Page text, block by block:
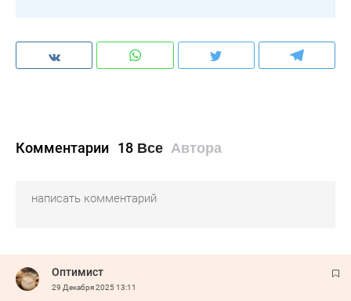
Комментарии 18 Все Автора
Оптимист
29 Декабря 202513:11